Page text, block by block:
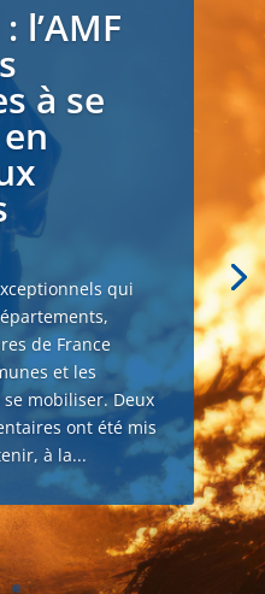
l’AMF
à se
qui
de France
et les
mobiliser. Deux
ont été mis
à la...